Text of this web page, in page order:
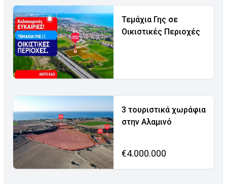
Τεμάχια Γης σε
Οικιστικές Περιοχές
3 τουριστικά χωράφια
στην Αλαμινό
€4.000.000